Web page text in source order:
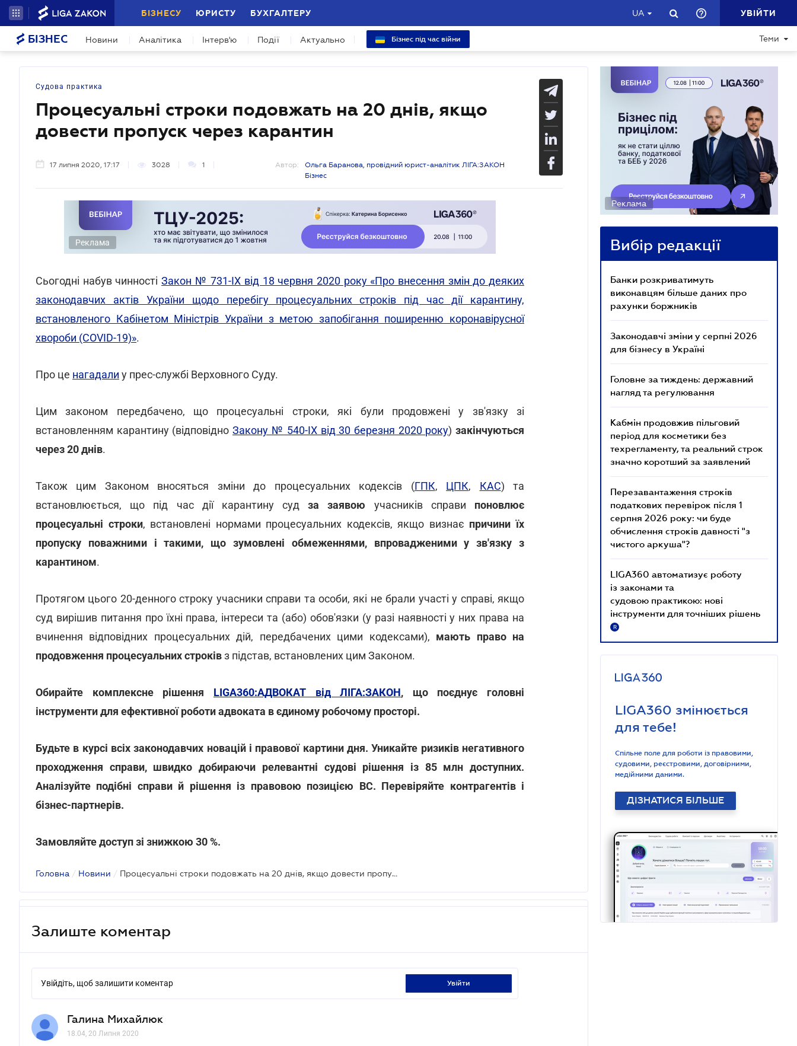
БІЗНЕСУ ЮРИСТУ БУХГАЛТЕРУ UA УВІЙТИ
БІЗНЕС Новини Аналітика Інтерв'ю Події Актуально Бізнес під час війни Теми
Судова практика
Процесуальні строки подовжать на 20 днів, якщо
довести пропуск через карантин
17 липня 2020, 17:17 3028 1 Автор:
Ольга Баранова, провідний юрист-аналітик ЛІГА:ЗАКОН
Бізнес
Реклама
Сьогодні набув чинностіЗакон № 731-IX від 18 червня 2020 року «Про внесення змін до деяких
законодавчих актів України щодо перебігу процесуальних строків під час дії карантину,
встановленого Кабінетом Міністрів України з метою запобігання поширенню коронавірусної
хвороби (COVID-19)».
Про це нагадали у прес-службі Верховного Суду.
Цим законом передбачено, що процесуальні строки, які були продовжені у зв'язку зі
встановленням карантину (відповідно Закону № 540-IX від 30 березня 2020 року)закінчуються
через 20 днів.
Також цим Законом вносяться зміни до процесуальних кодексів (ГПК, ЦПК, КАС) та
встановлюється, що під час дії карантину судза заявою учасників справи поновлює
процесуальні строки, встановлені нормами процесуальних кодексів, якщо визнає причини їх
пропуску поважними і такими, що зумовлені обмеженнями, впровадженими у зв'язку з
карантином.
Протягом цього 20-денного строку учасники справи та особи, які не брали участі у справі, якщо
суд вирішив питання про їхні права, інтереси та (або) обов'язки (у разі наявності у них права на
вчинення відповідних процесуальних дій, передбачених цими кодексами), мають право на
продовження процесуальних строківз підстав, встановлених цим Законом.
Обирайте комплексне рішення LIGA360:АДВОКАТ від ЛІГА:ЗАКОН, що поєднує головні
інструменти для ефективної роботи адвоката в єдиному робочому просторі.
Будьте в курсі всіх законодавчих новацій і правової картини дня. Уникайте ризиків негативного
проходження справи, швидко добираючи релевантні судові рішення із 85 млн доступних.
Аналізуйте подібні справи й рішення із правовою позицією ВС. Перевіряйте контрагентів і
бізнес-партнерів.
Замовляйте доступ зі знижкою 30 %.
Головна / Новини / Процесуальні строки подовжать на 20 днів, якщо довести пропуск через карантин
Залиште коментар
Увійдіть, щоб залишити коментар увійти
Галина Михайлюк
18.04, 20 Липня 2020
Реклама
Вибір редакції
Банки розкриватимуть
виконавцям більше даних про
рахунки боржників
Законодавчі зміни у серпні 2026
для бізнесу в Україні
Головне за тиждень: державний
нагляд та регулювання
Кабмін продовжив пільговий
період для косметики без
техрегламенту, та реальний строк
значно коротший за заявлений
Перезавантаження строків
податкових перевірок після 1
серпня 2026 року: чи буде
обчислення строків давності "з
чистого аркуша"?
LIGA360 автоматизує роботу
із законами та
судовою практикою: нові
інструменти для точніших рішень
R
LIGA360 змінюється
для тебе!
Спільне поле для роботи із правовими,
судовими, реєстровими, договірними,
медійними даними.
ДІЗНАТИСЯ БІЛЬШЕ